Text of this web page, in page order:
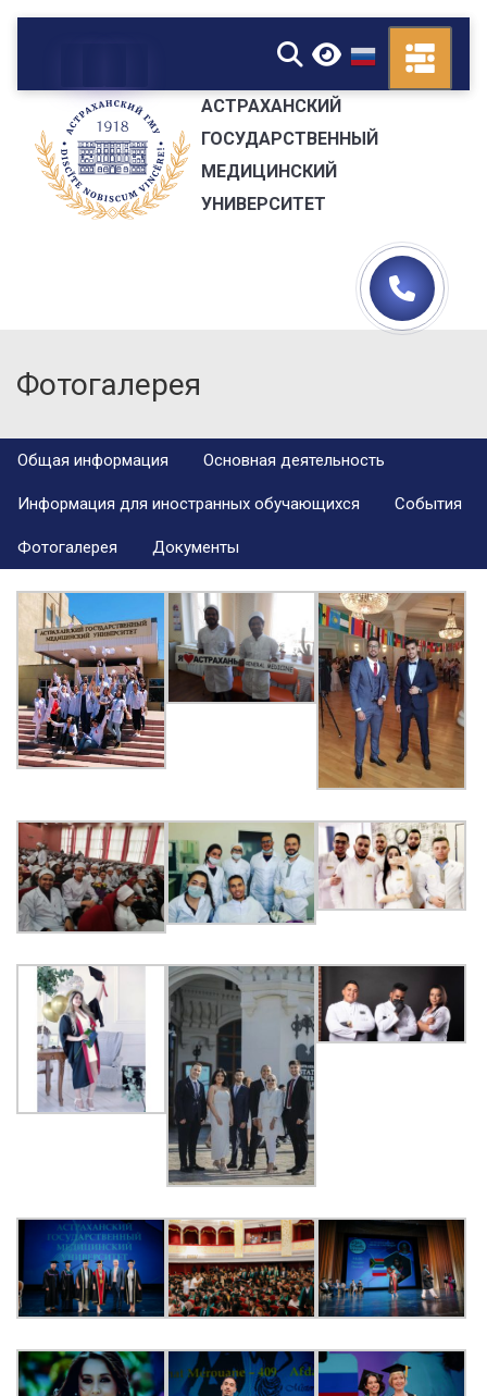
▼
АСТРАХАНСКИЙ
ГОСУДАРСТВЕННЫЙ
МЕДИЦИНСКИЙ
УНИВЕРСИТЕТ
Фотогалерея
Общая информация Основная деятельность
Информация для иностранных обучающихся События
Фотогалерея Документы